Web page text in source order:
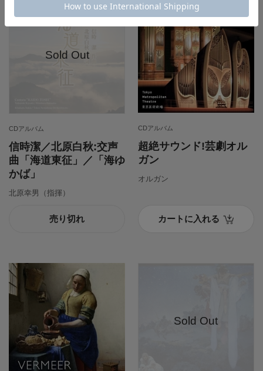
CDアルバム
信時潔／北原白秋:交声
曲「海道東征」／「海ゆ
かば」
北原幸男（指揮）
売り切れ
CDアルバム
超絶サウンド!芸劇オル
ガン
オルガン
カートに入れる